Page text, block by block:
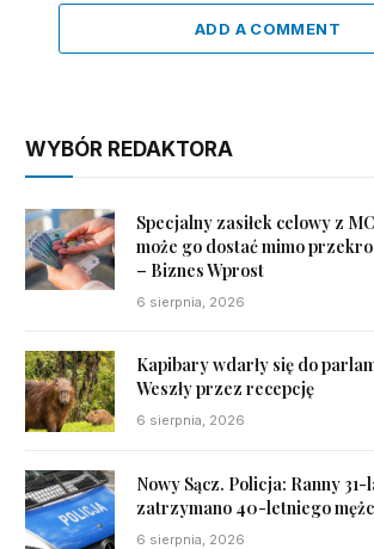
ADD A COMMENT
WYBÓR REDAKTORA
Specjalny zasiłek celowy z
może go dostać mimo
– Biznes Wprost
6 sierpnia, 2026
Kapibary wdarły się do
Weszły przez recepcję
6 sierpnia, 2026
Nowy Sącz. Policja: Ranny
zatrzymano 40-letniego
6 sierpnia, 2026